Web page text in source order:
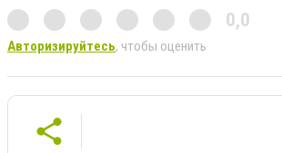
0,0
Авторизируйтесь, чтобы оценить